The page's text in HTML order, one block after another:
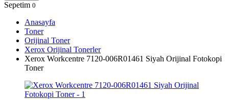
Sepetim 0
Anasayfa
Toner
Orijinal Toner
Xerox Orijinal Tonerler
Xerox Workcentre 7120-006R01461 Siyah Orijinal Fotokopi
Toner